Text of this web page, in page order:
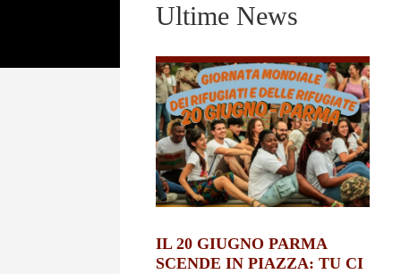
Ultime News
IL 20 GIUGNO PARMA
SCENDE IN PIAZZA: TU CI